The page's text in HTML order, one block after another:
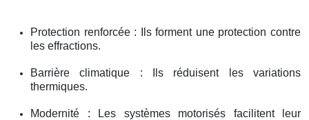
Protection renforcée : Ils forment une protection contre
les effractions.
Barrière climatique : Ils réduisent les variations
thermiques.
Modernité : Les systèmes motorisés facilitent leur